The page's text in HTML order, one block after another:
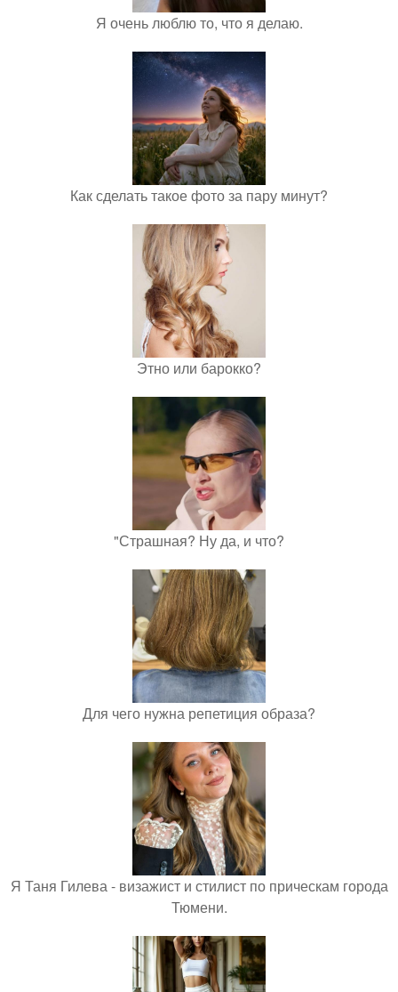
Я очень люблю то, что я делаю.
Как сделать такое фото за пару минут?
Этно или барокко?
"Страшная? Ну да, и что?
Для чего нужна репетиция образа?
Я Таня Гилева - визажист и стилист по прическам города
Тюмени.